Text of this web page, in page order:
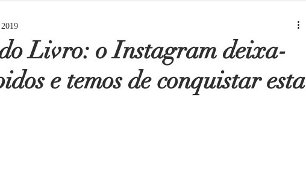
Livro: o Instagram deixa-
e temos de conquistar esta